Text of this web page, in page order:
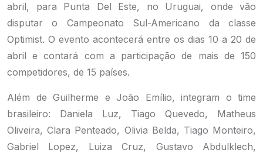
abril, para Punta Del Este, no Uruguai, onde vão
disputar o Campeonato Sul-Americano da classe
Optimist. O evento acontecerá entre os dias 10 a 20 de
abril e contará com a participação de mais de 150
competidores, de 15 países.
Além de Guilherme e João Emílio, integram o time
brasileiro: Daniela Luz, Tiago Quevedo, Matheus
Oliveira, Clara Penteado, Olivia Belda, Tiago Monteiro,
Gabriel Lopez, Luiza Cruz, Gustavo Abdulklech,